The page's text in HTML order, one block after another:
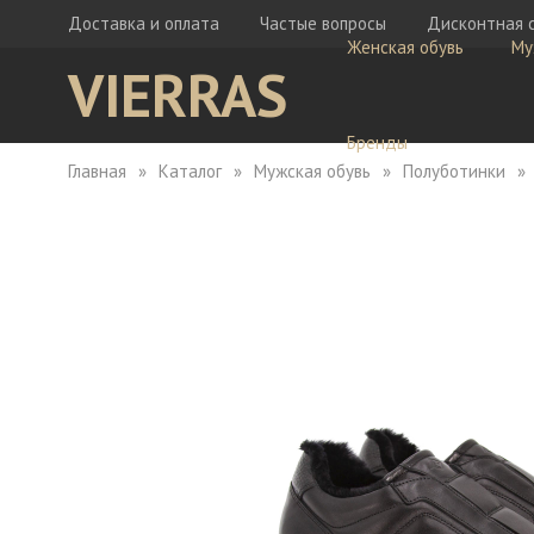
Доставка и оплата Частые вопросы Дисконтная
VIERRAS
Женская обувь
Ботфорты
Туфли
Бренды
Главная Каталог Мужская обувь Полуботинки